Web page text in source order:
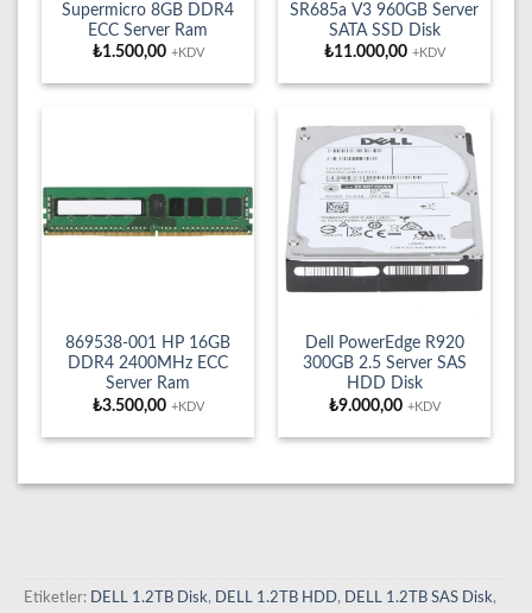
Supermicro 8GB DDR4
ECC Server Ram
₺1.500,00 +KDV
SR685a V3 960GB Server
SATA SSD Disk
₺11.000,00 +KDV
869538-001 HP 16GB
DDR4 2400MHz ECC
Server Ram
₺3.500,00 +KDV
Dell PowerEdge R920
300GB 2.5 Server SAS
HDD Disk
₺9.000,00 +KDV
Etiketler: DELL 1.2TB Disk, DELL 1.2TB HDD, DELL 1.2TB SAS Disk,